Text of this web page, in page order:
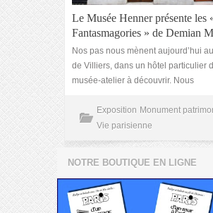
Le Musée Henner présente les
Fantasmagories » de Demian
Nos pas nous mènent aujourd’hui
de Villiers, dans un hôtel particulier
musée-atelier à découvrir. Nous
Exposition Monument
Vie parisienne
NOTRE BOUTIQUE EN LIGNE